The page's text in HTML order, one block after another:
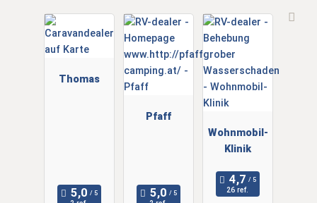
Thomas
Pfaff
Wohnmobil-
Klinik
26 ref.